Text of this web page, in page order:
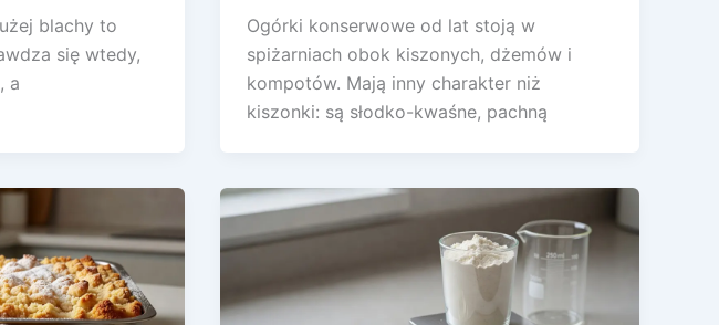
blachy to
się wtedy,
a
Ogórki konserwowe od lat stoją w
spiżarniach obok kiszonych, dżemów i
kompotów. Mają inny charakter niż
kiszonki: są słodko-kwaśne, pachną